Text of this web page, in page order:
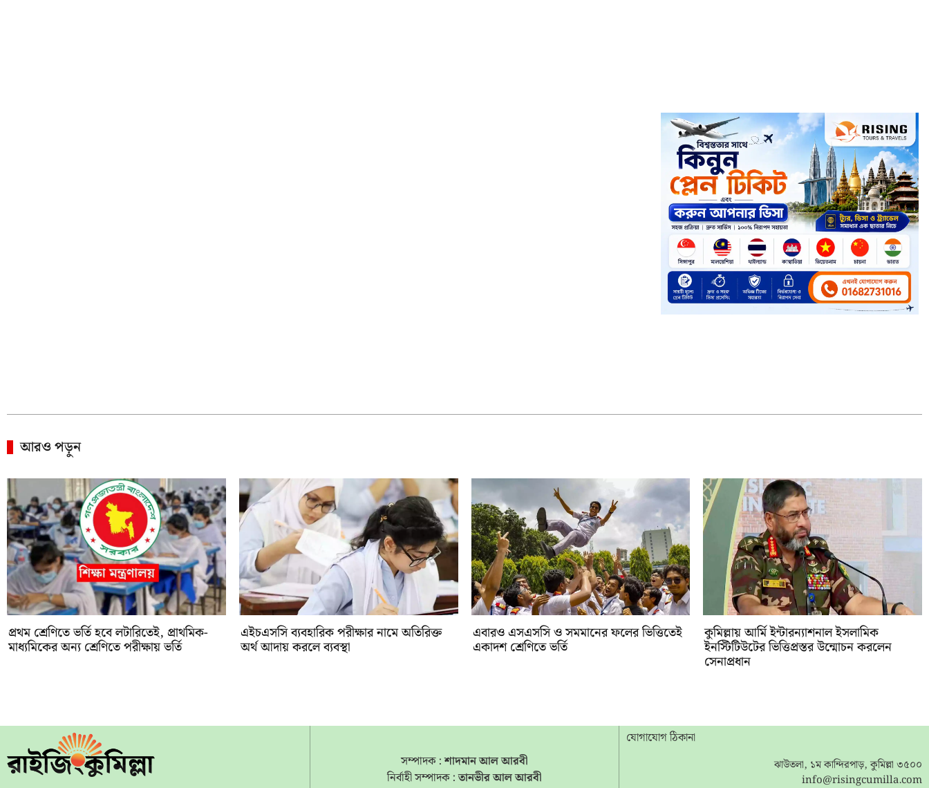
আরও পড়ুন
প্রথম শ্রেণিতে ভর্তি হবে লটারিতেই, প্রাথমিক-
মাধ্যমিকের অন্য শ্রেণিতে পরীক্ষায় ভর্তি
এইচএসসি ব্যবহারিক পরীক্ষার নামে অতিরিক্ত
অর্থ আদায় করলে ব্যবস্থা
‎এবারও এসএসসি ও সমমানের ফলের ভিত্তিতেই
একাদশ শ্রেণিতে ভর্তি
কুমিল্লায় আর্মি ইন্টারন্যাশনাল ইসলামিক
ইনস্টিটিউটের ভিত্তিপ্রস্তর উন্মোচন করলেন
সেনাপ্রধান
সম্পাদক :শাদমান আল আরবী
নির্বাহী সম্পাদক :তানভীর আল আরবী
যোগাযোগ ঠিকানা
ঝাউতলা, ১ম কান্দিরপাড়, কুমিল্লা ৩৫০০
info@risingcumilla.com